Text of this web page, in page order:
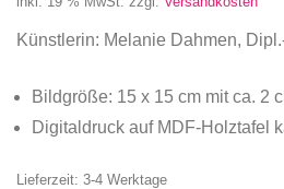
Künstlerin: Melanie Dahmen,
Bildgröße: 15 x 15 cm mit ca. 2
Digitaldruck auf MDF-Holztafel
Lieferzeit: 3-4 Werktage